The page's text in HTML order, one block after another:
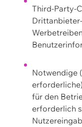
Third-Party-
Notwendige
für den
erforderlich